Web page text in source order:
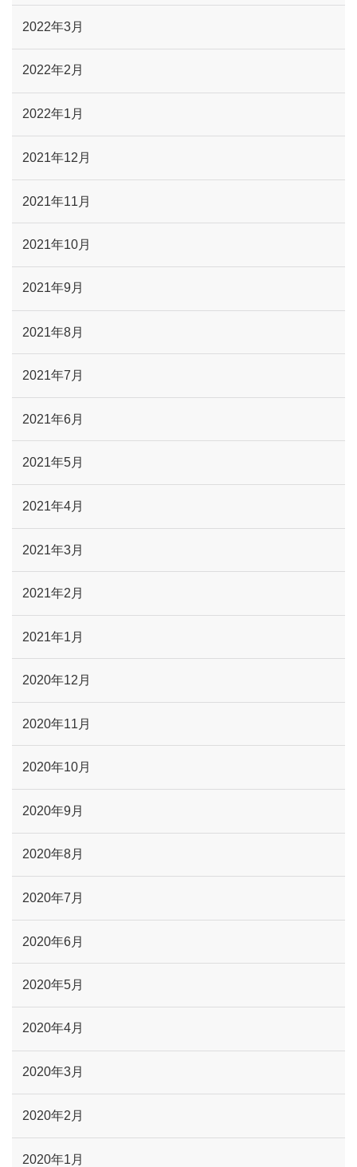
2022年3月
2022年2月
2022年1月
2021年12月
2021年11月
2021年10月
2021年9月
2021年8月
2021年7月
2021年6月
2021年5月
2021年4月
2021年3月
2021年2月
2021年1月
2020年12月
2020年11月
2020年10月
2020年9月
2020年8月
2020年7月
2020年6月
2020年5月
2020年4月
2020年3月
2020年2月
2020年1月